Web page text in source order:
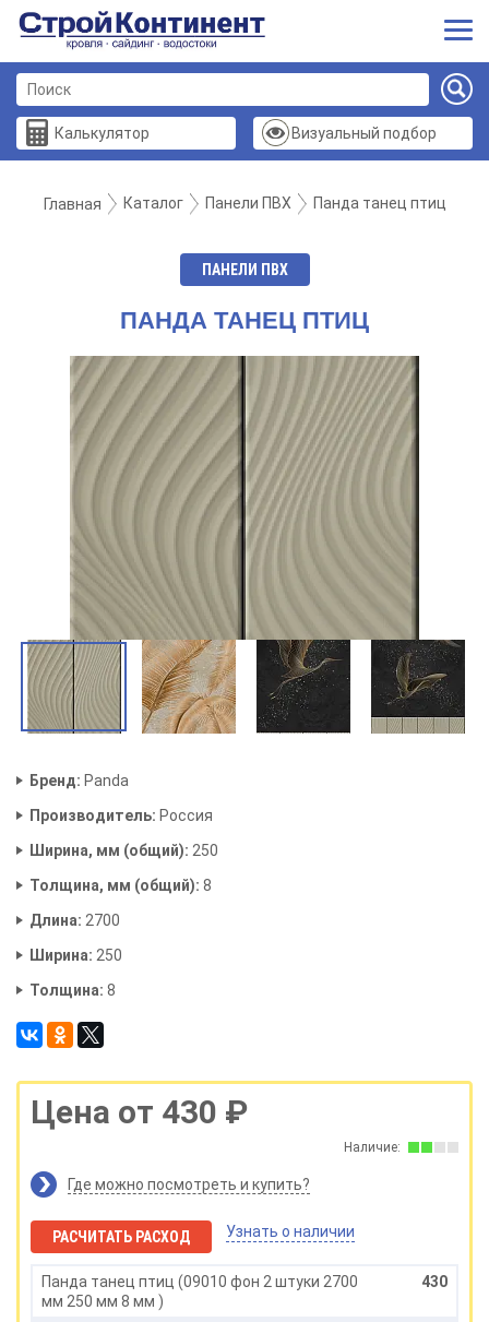
Калькулятор Визуальный подбор
Главная Каталог Панели ПВХ Панда танец птиц
ПАНЕЛИ ПВХ
ПАНДА ТАНЕЦ ПТИЦ
Бренд: Panda
Производитель: Россия
Ширина, мм (общий): 250
Толщина, мм (общий): 8
Длина: 2700
Ширина: 250
Толщина: 8
Цена от 430 ₽
Наличие:
Где можно посмотреть и купить?
РАСЧИТАТЬ РАСХОД Узнать о наличии
Панда танец птиц (09010 фон 2 штуки 2700
мм 250 мм 8 мм )
430